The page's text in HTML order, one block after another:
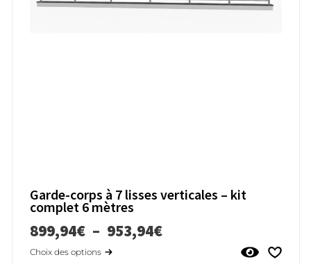
Garde-corps à 7 lisses verticales – kit
complet 6 mètres
899,94€ – 953,94€
Choix des options